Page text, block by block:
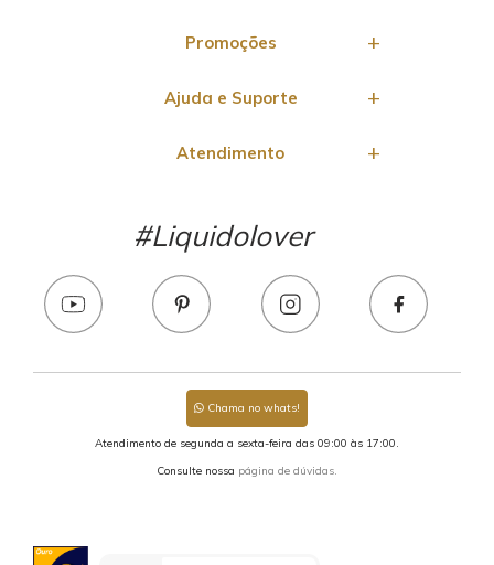
Promoções
Ajuda e Suporte
Atendimento
#Liquidolover
Chama no whats!
Atendimento de segunda a sexta-feira das 09:00 às 17:00.
Consulte nossa página de dúvidas.